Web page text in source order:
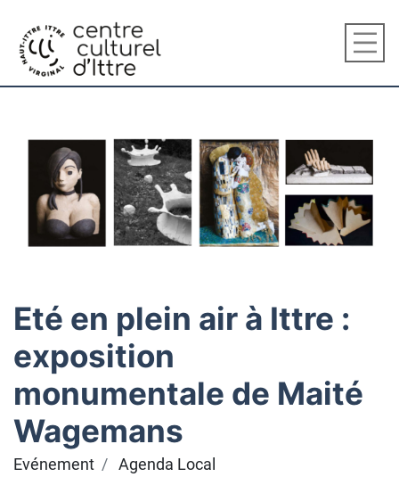
Eté en plein air à Ittre :
exposition
monumentale de Maité
Wagemans
Evénement
Agenda Local